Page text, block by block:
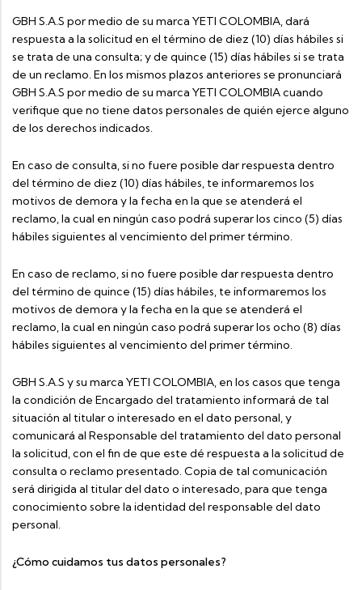
GBH S.A.S por medio de su marca YETI COLOMBIA, dará
respuesta a la solicitud en el término de diez (10) días hábiles si
se trata de una consulta; y de quince (15) días hábiles si se trata
de un reclamo. En los mismos plazos anteriores se pronunciará
GBH S.A.S por medio de su marca YETI COLOMBIA cuando
verifique que no tiene datos personales de quién ejerce alguno
de los derechos indicados.
En caso de consulta, si no fuere posible dar respuesta dentro
del término de diez (10) días hábiles, te informaremos los
motivos de demora y la fecha en la que se atenderá el
reclamo, la cual en ningún caso podrá superar los cinco (5) días
hábiles siguientes al vencimiento del primer término.
En caso de reclamo, si no fuere posible dar respuesta dentro
del término de quince (15) días hábiles, te informaremos los
motivos de demora y la fecha en la que se atenderá el
reclamo, la cual en ningún caso podrá superar los ocho (8) días
hábiles siguientes al vencimiento del primer término.
GBH S.A.S y su marca YETI COLOMBIA, en los casos que tenga
la condición de Encargado del tratamiento informará de tal
situación al titular o interesado en el dato personal, y
comunicará al Responsable del tratamiento del dato personal
la solicitud, con el fin de que este dé respuesta a la solicitud de
consulta o reclamo presentado. Copia de tal comunicación
será dirigida al titular del dato o interesado, para que tenga
conocimiento sobre la identidad del responsable del dato
personal.
¿Cómo cuidamos tus datos personales?